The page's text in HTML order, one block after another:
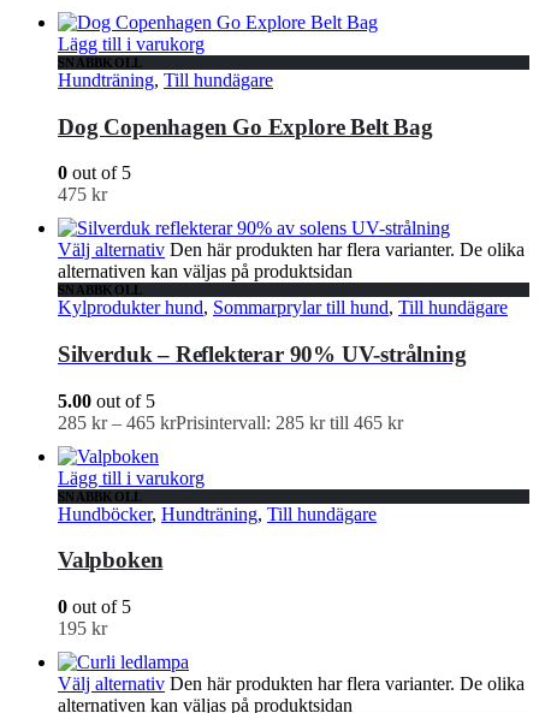
Lägg till i varukorg
SNABBKOLL
Hundträning, Till hundägare
Dog Copenhagen Go Explore Belt Bag
0 out of 5
475 kr
Välj alternativ Den här produkten har flera varianter. De olika
alternativen kan väljas på produktsidan
SNABBKOLL
Kylprodukter hund, Sommarprylar till hund, Till hundägare
Silverduk – Reflekterar 90% UV-strålning
5.00 out of 5
285 kr – 465 krPrisintervall: 285 kr till 465 kr
Lägg till i varukorg
SNABBKOLL
Hundböcker, Hundträning, Till hundägare
Valpboken
0 out of 5
195 kr
Välj alternativ Den här produkten har flera varianter. De olika
alternativen kan väljas på produktsidan